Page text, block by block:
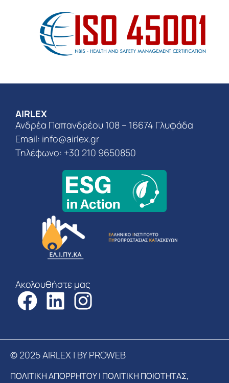
AIRLEX
Ανδρέα Παπανδρέου 108 – 16674 Γλυφάδα
Email: info@airlex.gr
Τηλέφωνο: +30 210 9650850
Ακολουθήστε μας
© 2025 AIRLEX | BY PROWEB
ΠΟΛΙΤΙΚΗ ΑΠΟΡΡΗΤΟΥ| ΠΟΛΙΤΙΚΗ ΠΟΙΟΤΗΤΑΣ,